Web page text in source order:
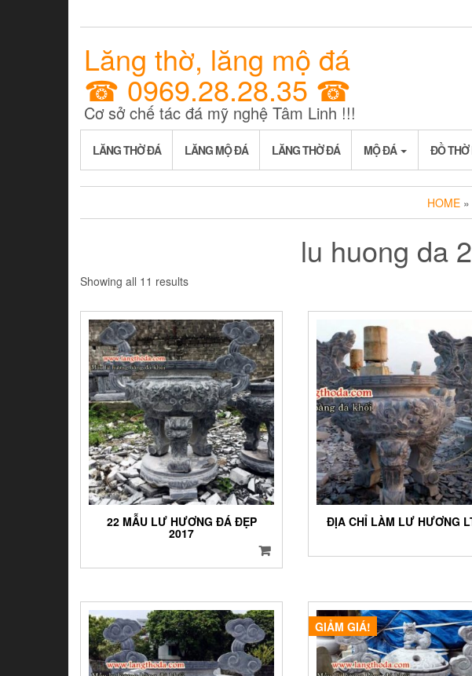
Lăng thờ, lăng mộ đá
☎ 0969.28.28.35 ☎
Cơ sở chế tác đá mỹ nghệ Tâm Linh !!!
LĂNG THỜ ĐÁ LĂNG MỘ ĐÁ LĂNG THỜ ĐÁ MỘ ĐÁ ĐỒ
HOME
lu huong da
Showing all 11 results
22 MẪU LƯ HƯƠNG ĐÁ ĐẸP
2017
ĐỊA CHỈ LÀM LƯ HƯƠNG
GIẢM GIÁ!